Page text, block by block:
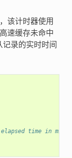
该计时器使用
速缓存未命中
录的实时时间
time in